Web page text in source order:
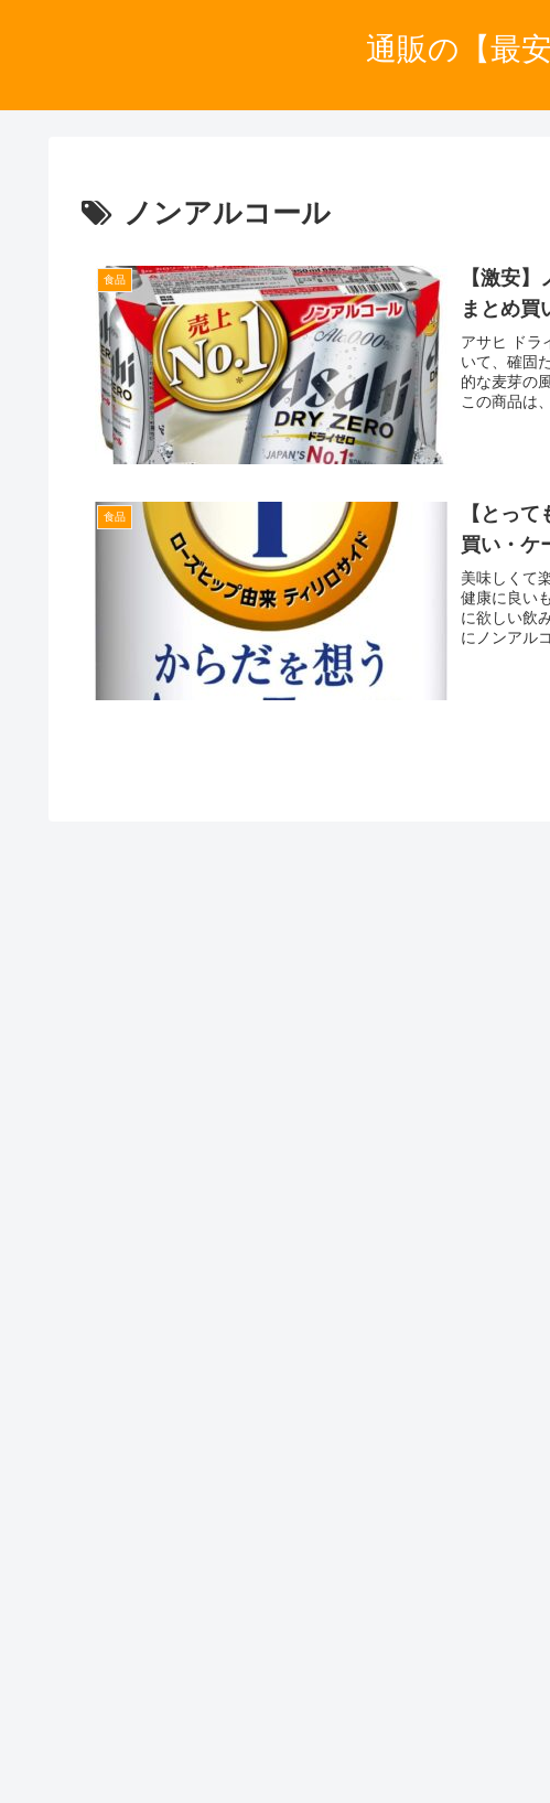
通販の【最
ノンアルコール
食品
【激安
まとめ買
アサヒ ドラ
いて、確固
的な麦芽の
この商品は
食品
【とっ
買い・ケ
美味しくて
健康に良い
に欲しい飲
にノンアル